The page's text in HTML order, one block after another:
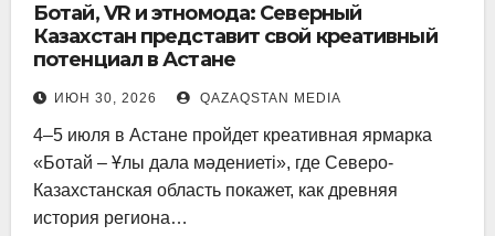
Ботай, VR и этномода: Северный
Казахстан представит свой креативный
потенциал в Астане
ИЮН 30, 2026 QAZAQSTAN MEDIA
4–5 июля в Астане пройдет креативная ярмарка
«Ботай – Ұлы дала мәдениеті», где Северо-
Казахстанская область покажет, как древняя
история региона…